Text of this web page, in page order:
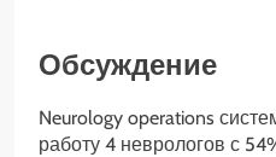
Обсуждение
Neurology operations
работу 4 неврологов с